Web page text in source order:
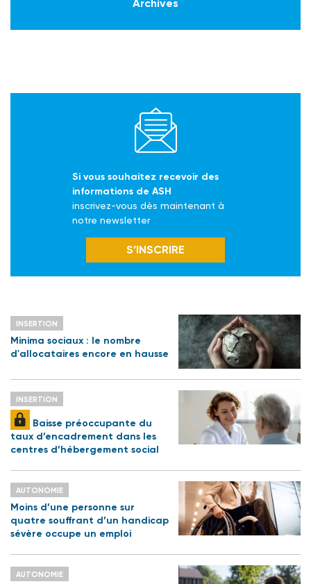
Archives
Si vous souhaitez recevoir des
informations de ASH
inscrivez-vous dès maintenant à
notre newsletter
S’INSCRIRE
INSERTION
Minima sociaux : le nombre
d'allocataires encore en hausse
INSERTION
Baisse préoccupante du
taux d’encadrement dans les
centres d’hébergement social
AUTONOMIE
Moins d’une personne sur
quatre souffrant d’un handicap
sévère occupe un emploi
AUTONOMIE